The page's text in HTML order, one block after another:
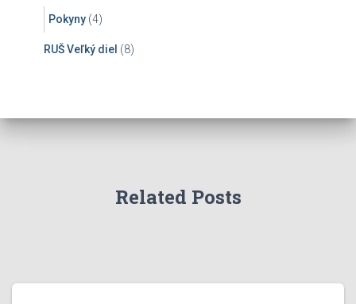
Pokyny (4)
RUŠ Veľký diel (8)
Related Posts